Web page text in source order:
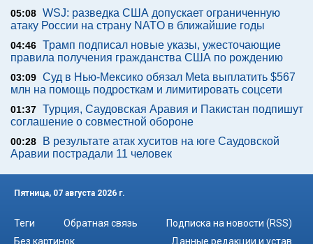
05:08 WSJ: разведка США допускает ограниченную
атаку России на страну NATO в ближайшие годы
04:46 Трамп подписал новые указы, ужесточающие
правила получения гражданства США по рождению
03:09 Суд в Нью-Мексико обязал Meta выплатить $567
млн на помощь подросткам и лимитировать соцсети
01:37 Турция, Саудовская Аравия и Пакистан подпишут
соглашение о совместной обороне
00:28
В результате атак хуситов на юге Саудовской
Аравии пострадали 11 человек
Пятница, 07 августа 2026 г.
Теги Обратная связь
Подписка на новости (RSS)
Без картинок
Данные редакции и устав